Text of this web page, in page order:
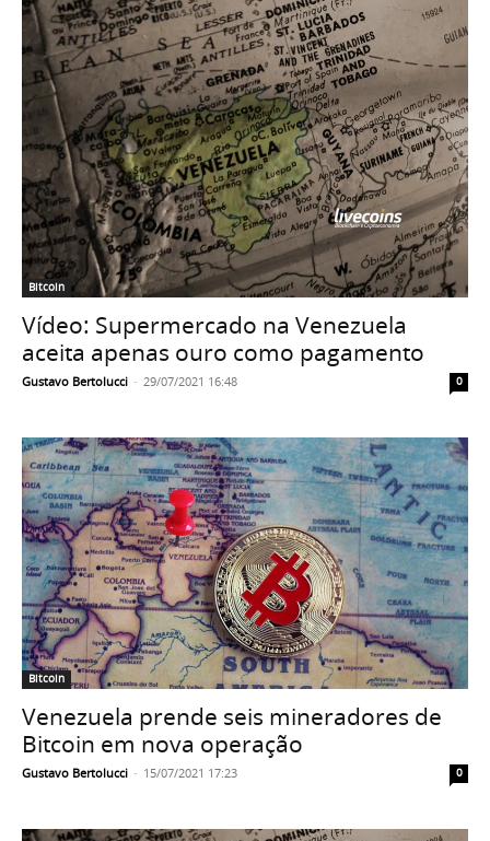
Bitcoin
Vídeo: Supermercado na Venezuela
aceita apenas ouro como pagamento
Gustavo Bertolucci - 29/07/2021 16:48 0
Bitcoin
Venezuela prende seis mineradores de
Bitcoin em nova operação
Gustavo Bertolucci - 15/07/2021 17:23 0